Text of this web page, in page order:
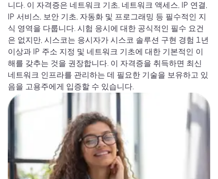
니다. 이 자격증은 네트워크 기초, 네트워크 액세스, IP 연결,
IP 서비스, 보안 기초, 자동화 및 프로그래밍 등 필수적인 지
식 영역을 다룹니다. 시험 응시에 대한 공식적인 필수 요건
은 없지만, 시스코는 응시자가 시스코 솔루션 구현 경험 1년
이상과 IP 주소 지정 및 네트워크 기초에 대한 기본적인 이
해를 갖추는 것을 권장합니다. 이 자격증을 취득하면 최신
네트워크 인프라를 관리하는 데 필요한 기술을 보유하고 있
음을 고용주에게 입증할 수 있습니다.